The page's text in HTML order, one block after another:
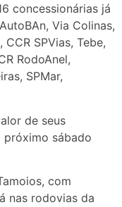
concessionárias já
Via Colinas,
SPVias, Tebe,
RodoAnel,
SPMar,
de seus
sábado
com
nas rodovias da